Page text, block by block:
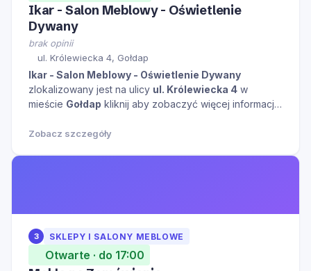
Ikar - Salon Meblowy - Oświetlenie
Dywany
brak opinii
ul. Królewiecka 4, Gołdap
Ikar - Salon Meblowy - Oświetlenie Dywany
zlokalizowany jest na ulicy ul. Królewiecka 4 w
mieście Gołdap kliknij aby zobaczyć więcej informacji
Zobacz szczegóły
3 SKLEPY I SALONY MEBLOWE
Otwarte · do 17:00